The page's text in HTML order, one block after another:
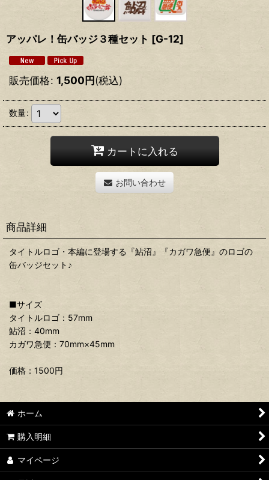
アッパレ！缶バッジ３種セット [G-12]
販売価格: 1,500円(税込)
数量:
カートに入れる
お問い合わせ
商品詳細
タイトルロゴ・本編に登場する『鮎沼』『カガワ急便』のロゴの
缶バッジセット♪
■サイズ
タイトルロゴ：57mm
鮎沼：40mm
カガワ急便：70mm×45mm
価格：1500円
ホーム
購入明細
マイページ